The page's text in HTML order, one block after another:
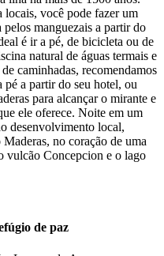
locais, você pode fazer um
pelos manguezais a partir do
é ir a pé, de bicicleta ou de
natural de águas termais e
caminhadas, recomendamos
pé a partir do seu hotel, ou
para alcançar o mirante e
ele oferece. Noite em um
desenvolvimento local,
no coração de uma
vulcão Concepcion e o lago
de paz